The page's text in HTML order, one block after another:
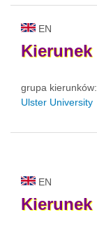
EN
Kierunek
grupa kierunków:
Ulster University
EN
Kierunek